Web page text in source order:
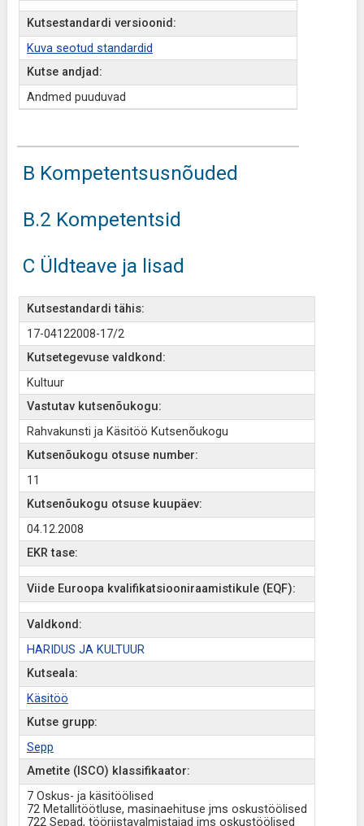
Kutsestandardi versioonid:
Kuva seotud standardid
Kutse andjad:
Andmed puuduvad
B Kompetentsusnõuded
B.2 Kompetentsid
C Üldteave ja lisad
Kutsestandardi tähis:
17-04122008-17/2
Kutsetegevuse valdkond:
Kultuur
Vastutav kutsenõukogu:
Rahvakunsti ja Käsitöö Kutsenõukogu
Kutsenõukogu otsuse number:
11
Kutsenõukogu otsuse kuupäev:
04.12.2008
EKR tase:
Viide Euroopa kvalifikatsiooniraamistikule (EQF):
Valdkond:
HARIDUS JA KULTUUR
Kutseala:
Käsitöö
Kutse grupp:
Sepp
Ametite (ISCO) klassifikaator:
7 Oskus- ja käsitöölised
72 Metallitöötluse, masinaehituse jms oskustöölised
722 Sepad, tööriistavalmistajad jms oskustöölised